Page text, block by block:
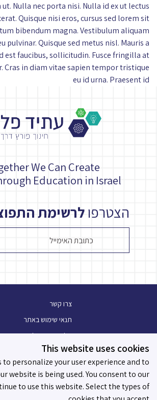
Nulla nec porta nisi. Nulla id ex ut lectus
Quisque nisi eros, cursus sed lorem sit
bibendum magna. Vestibulum aliquam
pulvinar. Quisque sed metus nisl. Mauris a
est faucibus, sollicitudin. Fusce fringilla at
Cras in diam vitae sapien tempor tristique
eu id urna. Praesent id
We Can Create
Education in Israel
הצטרפולרשימת
צרו קשר
תנאי שימוש באתר
מלגת עתיד פלוס
בלוג
תו מידות לאפקטיביות
This website uses cookies
to personalize your user experience and to
website is being used. You consent to our
to use this website. Select the types of